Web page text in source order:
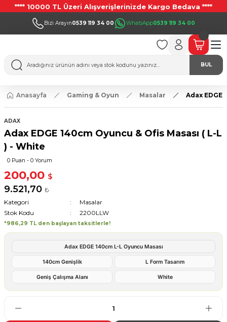
**** 10000 TL Üzeri Alışverişlerinizde Kargo Bedava ****
Bizi Arayın0539 119 34 00 WhatsApp0539 119 34 00
BUL
Anasayfa Gaming & Oyun Masalar Adax EDGE
ADAX
Adax EDGE 140cm Oyuncu & Ofis Masası ( L-L
) - White
0 Puan - 0 Yorum
200,00 $
9.521,70 ₺
Kategori
Masalar
Stok Kodu
2200LLW
*986,29 TL den başlayan taksitlerle!
Adax EDGE 140cm L-L Oyuncu Masası
140cm Genişlik L Form Tasarım
Geniş Çalışma Alanı White